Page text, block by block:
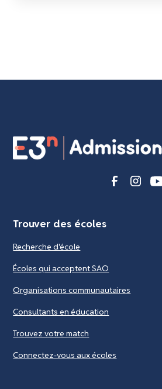
Trouver des écoles
Recherche d'école
Écoles qui acceptent SAO
Organisations communautaires
Consultants en éducation
Trouvez votre match
Connectez-vous aux écoles